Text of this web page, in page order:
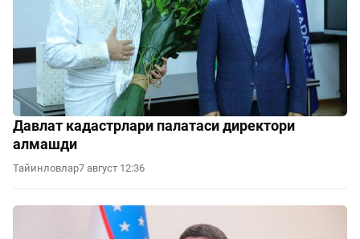
Давлат кадастрлари палатаси директори
алмашди
Тайинловлар7 август 12:36